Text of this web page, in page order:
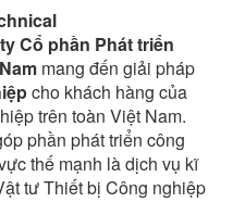
Cổ phần Phát triển
mang đến giải pháp
cho khách hàng của
trên toàn Việt Nam.
phần phát triển công
thế mạnh là dịch vụ kĩ
tư Thiết bị Công nghiệp